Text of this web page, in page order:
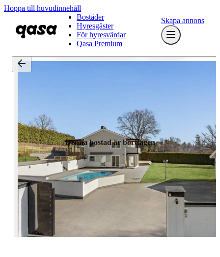
Hoppa till huvudinnehåll
Bostäder
Hyresgäster
För hyresvärdar
Qasa Premium
Skapa annons
Denna bostad är borttagen